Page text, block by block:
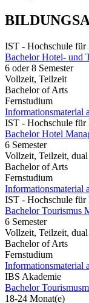
IST - Hochschule für
Bachelor Hotel- und
6 oder 8 Semester
Vollzeit, Teilzeit
Bachelor of Arts
Fernstudium
Informationsmaterial
IST - Hochschule für
Bachelor Hotel
6 Semester
Vollzeit, Teilzeit, dual
Bachelor of Arts
Fernstudium
Informationsmaterial
IST - Hochschule für
Bachelor Tourismus
6 Semester
Vollzeit, Teilzeit, dual
Bachelor of Arts
Fernstudium
Informationsmaterial
IBS Akademie
Bachelor
18-24 Monat(e)